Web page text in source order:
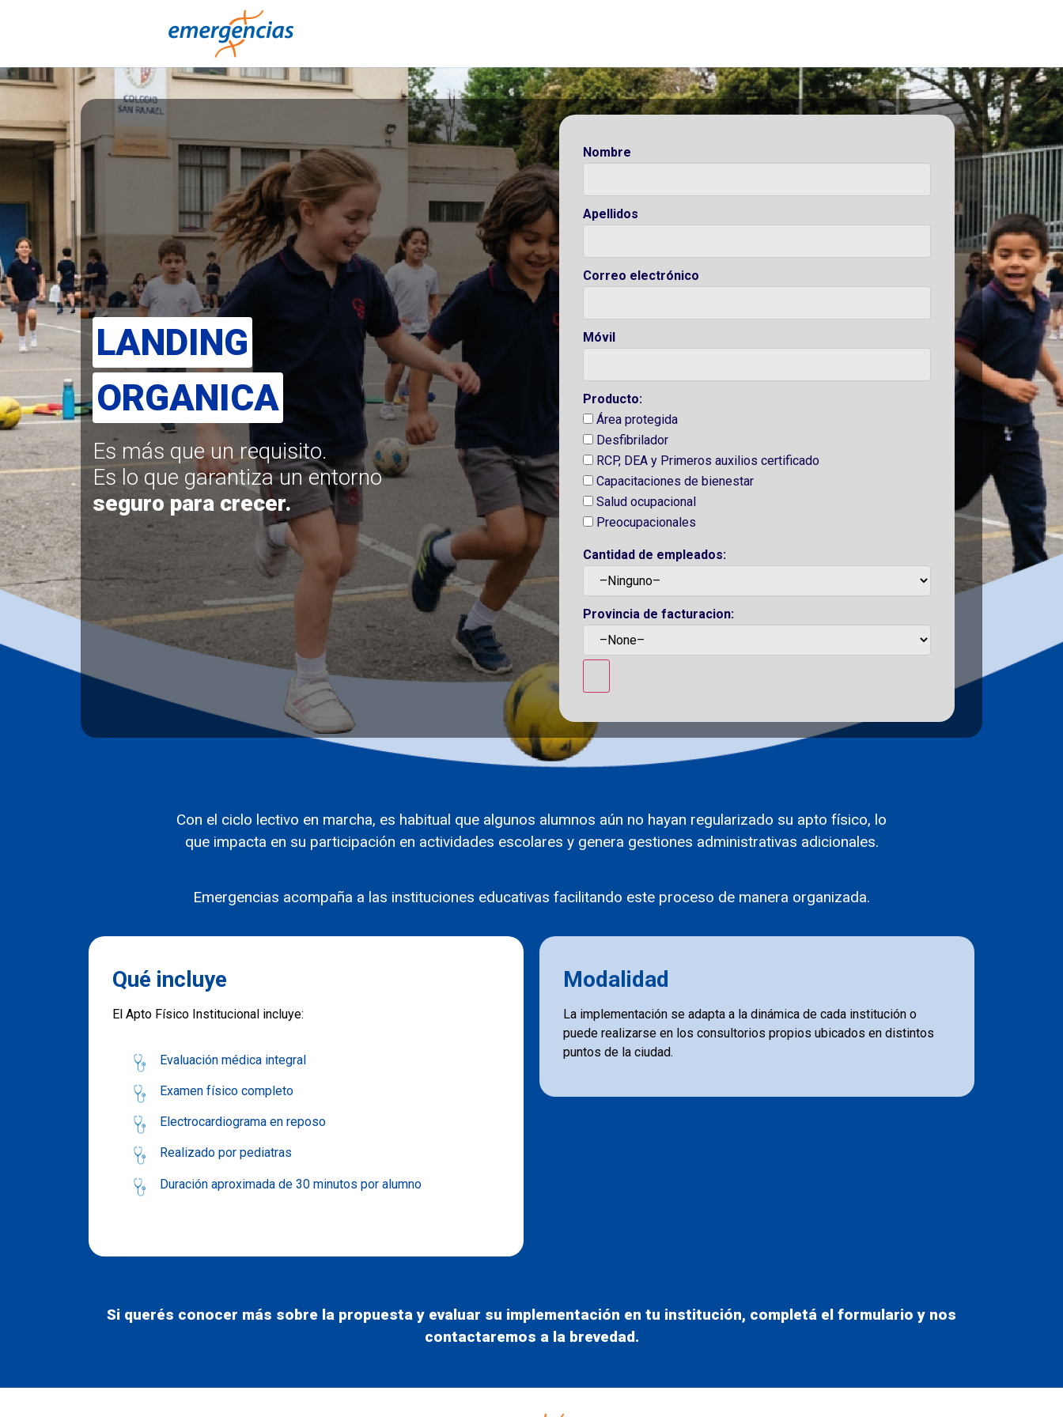
LANDING
ORGANICA
Es más que un requisito.
Es lo que garantiza un entorno
seguro para crecer.
Nombre
Apellidos
Correo electrónico
Móvil
Producto:
Área protegida
Desfibrilador
RCP, DEA y Primeros auxilios certificado
Capacitaciones de bienestar
Salud ocupacional
Preocupacionales
Cantidad de empleados:
Provincia de facturacion:
Con el ciclo lectivo en marcha, es habitual que algunos alumnos aún no hayan regularizado su apto físico, lo
que impacta en su participación en actividades escolares y genera gestiones administrativas adicionales.
Emergencias acompaña a las instituciones educativas facilitando este proceso de manera organizada.
Qué incluye
El Apto Físico Institucional incluye:
Evaluación médica integral
Examen físico completo
Electrocardiograma en reposo
Realizado por pediatras
Duración aproximada de 30 minutos por alumno
Modalidad
La implementación se adapta a la dinámica de cada institución o
puede realizarse en los consultorios propios ubicados en distintos
puntos de la ciudad.
Si querés conocer más sobre la propuesta y evaluar su implementación en tu institución, completá el formulario y nos
contactaremos a la brevedad.